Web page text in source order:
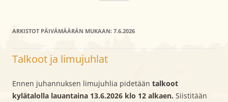
ARKISTOT PÄIVÄMÄÄRÄN MUKAAN: 7.6.2026
Talkoot ja limujuhlat
Ennen juhannuksen limujuhlia pidetään talkoot
kylätalolla lauantaina 13.6.2026 klo 12 alkaen. Siistitään